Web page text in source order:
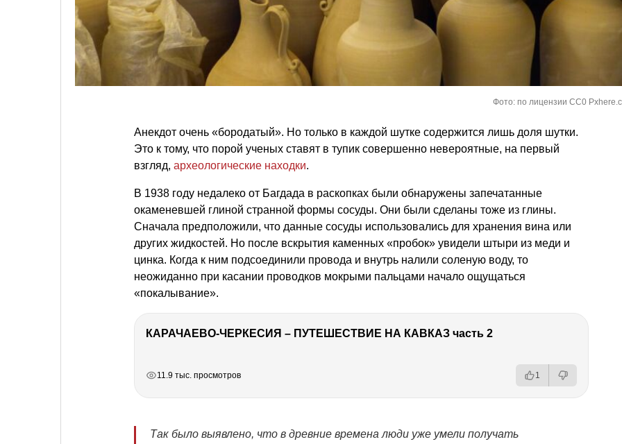
Фото: по лицензии CC0
Анекдот очень «бородатый». Но только в каждой шутке содержится лишь доля шутки.
Это к тому, что порой ученых ставят в тупик совершенно невероятные, на первый
взгляд, археологические находки.
В 1938 году недалеко от Багдада в раскопках были обнаружены запечатанные
окаменевшей глиной странной формы сосуды. Они были сделаны тоже из глины.
Сначала предположили, что данные сосуды использовались для хранения вина или
других жидкостей. Но после вскрытия каменных «пробок» увидели штыри из меди и
цинка. Когда к ним подсоединили провода и внутрь налили соленую воду, то
неожиданно при касании проводков мокрыми пальцами начало ощущаться
«покалывание».
КАРАЧАЕВО-ЧЕРКЕСИЯ – ПУТЕШЕСТВИЕ НА КАВКАЗ часть 2
11.9 тыс. просмотров 1
Так было выявлено, что в древние времена люди уже умели получать